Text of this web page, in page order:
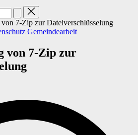
7-Zip zur Dateiverschlüsselung
Gemeindearbeit
von 7-Zip zur